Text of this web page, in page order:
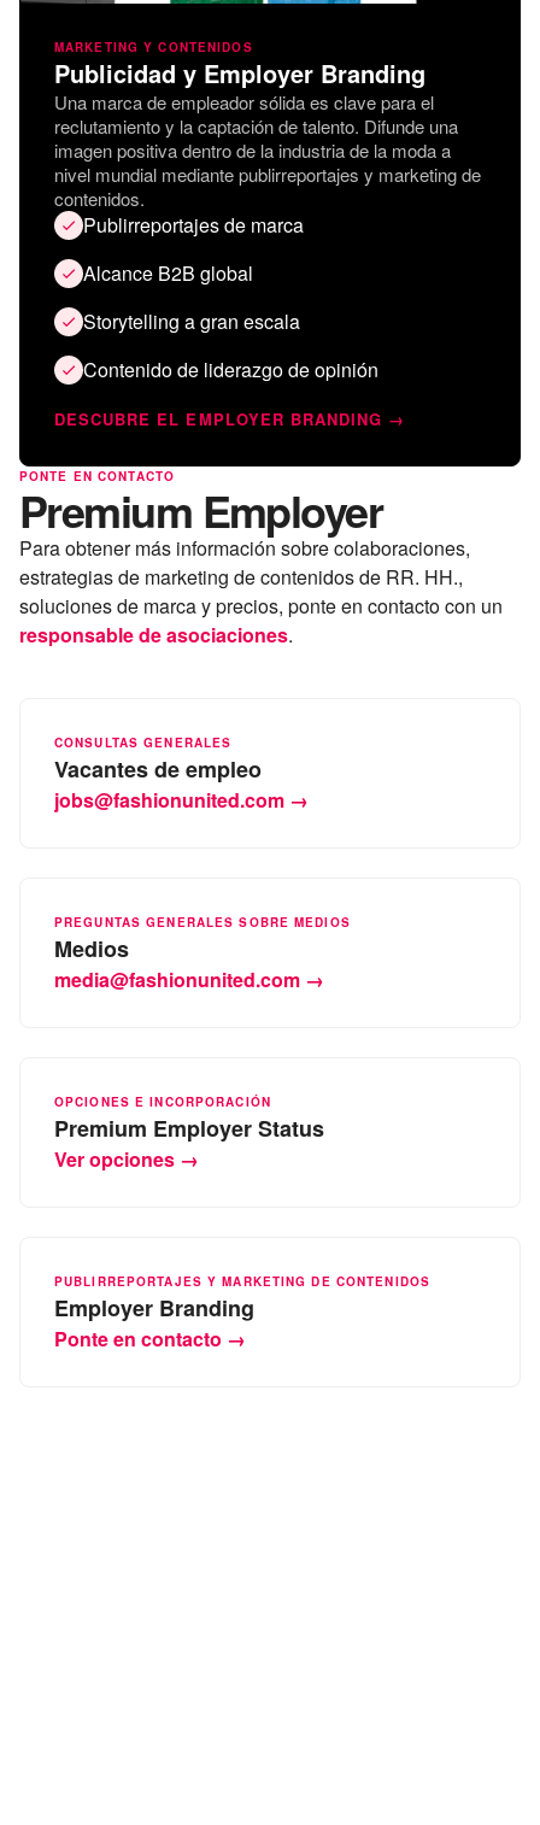
MARKETING Y CONTENIDOS
Publicidad y Employer Branding
Una marca de empleador sólida es clave para el
reclutamiento y la captación de talento. Difunde una
imagen positiva dentro de la industria de la moda a
nivel mundial mediante publirreportajes y marketing de
contenidos.
Publirreportajes de marca
Alcance B2B global
Storytelling a gran escala
Contenido de liderazgo de opinión
DESCUBRE EL EMPLOYER BRANDING →
PONTE EN CONTACTO
Premium Employer
Para obtener más información sobre colaboraciones,
estrategias de marketing de contenidos de RR. HH.,
soluciones de marca y precios, ponte en contacto con un
responsable de asociaciones.
CONSULTAS GENERALES
Vacantes de empleo
jobs@fashionunited.com →
PREGUNTAS GENERALES SOBRE MEDIOS
Medios
media@fashionunited.com →
OPCIONES E INCORPORACIÓN
Premium Employer Status
Ver opciones →
PUBLIRREPORTAJES Y MARKETING DE CONTENIDOS
Employer Branding
Ponte en contacto →